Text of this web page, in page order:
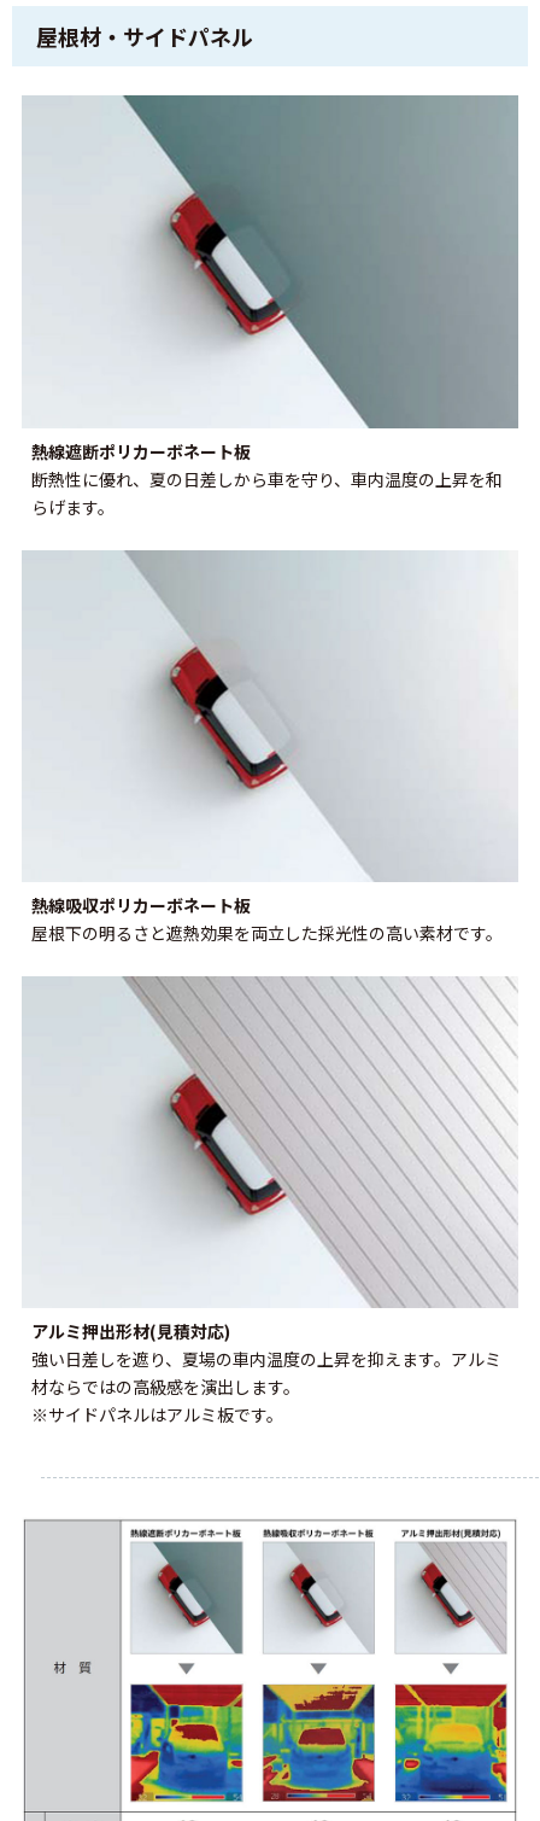
屋根材・サイドパネル
熱線遮断ポリカーボネート板
断熱性に優れ、夏の日差しから車を守り、車内温度の上昇を和
らげます。
熱線吸収ポリカーボネート板
屋根下の明るさと遮熱効果を両立した採光性の高い素材です。
アルミ押出形材(見積対応)
強い日差しを遮り、夏場の車内温度の上昇を抑えます。アルミ
材ならではの高級感を演出します。
※サイドパネルはアルミ板です。